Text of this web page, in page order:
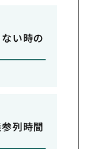
い時の
列時間